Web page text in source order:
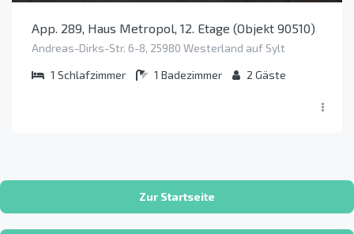
App. 289, Haus Metropol, 12. Etage (Objekt 90510)
Andreas-Dirks-Str. 6-8, 25980 Westerland auf Sylt
1 Schlafzimmer 1 Badezimmer 2 Gäste
Zur Startseite